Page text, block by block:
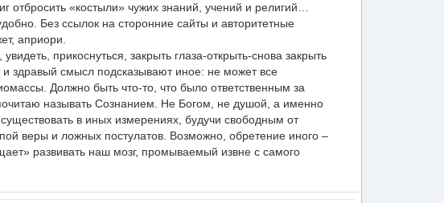
отбросить «костыли» чужих знаний, учений и религий…
Без ссылок на сторонние сайты и авторитетные
априори.
прикоснуться, закрыть глаза-открыть-снова закрыть
здравый смысл подсказывают иное: не может все
Должно быть что-то, что было ответственным за
называть Сознанием. Не Богом, не душой, а именно
в иных измерениях, будучи свободным от
веры и ложных постулатов. Возможно, обретение иного –
развивать наш мозг, промываемый извне с самого